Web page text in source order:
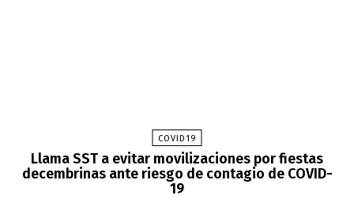
COVID19
Llama SST a evitar movilizaciones por fiestas
decembrinas ante riesgo de contagio de COVID-
19